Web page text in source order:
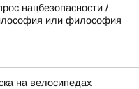
нацбезопасности /
или философия
на велосипедах